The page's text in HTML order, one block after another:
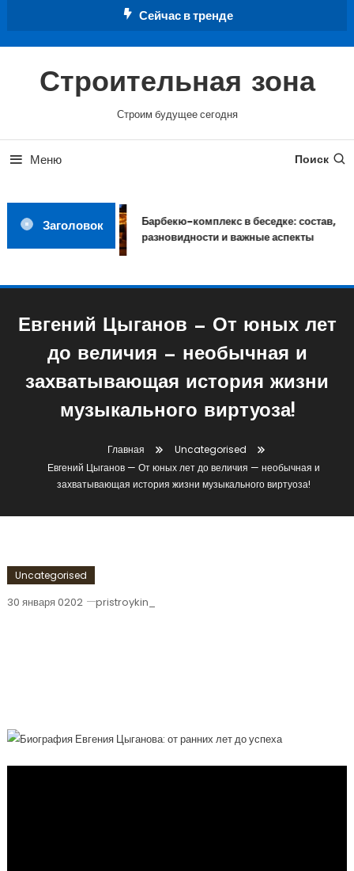
Сейчас в тренде
Строительная зона
Строим будущее сегодня
Меню Поиск
Заголовок
Барбекю-комплекс в беседке: состав,
разновидности и важные аспекты
Евгений Цыганов — От юных лет
до величия — необычная и
захватывающая история жизни
музыкального виртуоза!
Главная
Uncategorised
Евгений Цыганов — От юных лет до величия — необычная и
захватывающая история жизни музыкального виртуоза!
Uncategorised
30 января 0202 pristroykin_